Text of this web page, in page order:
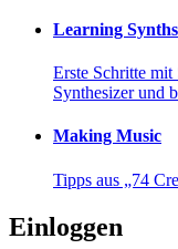
Learning Synths
Erste Schritte mit
Synthesizer und
Making Music
Tipps aus „74
Einloggen